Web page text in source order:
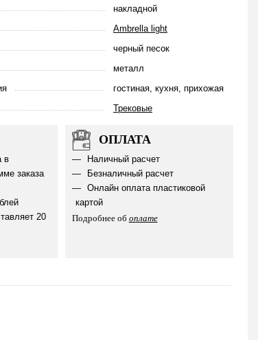
накладной
Ambrella light
черный песок
металл
гостиная, кухня, прихожая
Трековые
в
заказа
20
ОПЛАТА
Наличный расчет
Безналичный расчет
Онлайн оплата пластиковой
картой
Подробнее об оплате